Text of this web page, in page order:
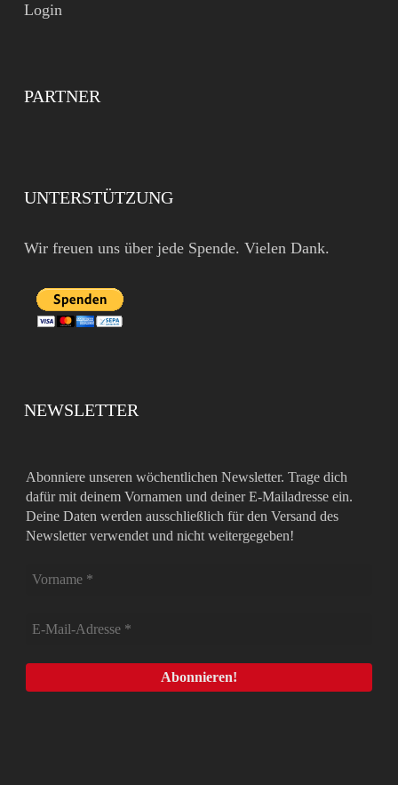
Login
PARTNER
UNTERSTÜTZUNG
Wir freuen uns über jede Spende. Vielen Dank.
NEWSLETTER
Abonniere unseren wöchentlichen Newsletter. Trage dich
dafür mit deinem Vornamen und deiner E-Mailadresse ein.
Deine Daten werden ausschließlich für den Versand des
Newsletter verwendet und nicht weitergegeben!